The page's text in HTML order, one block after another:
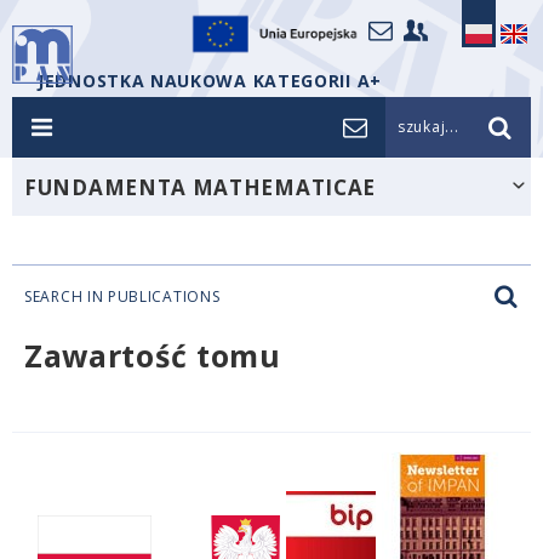
JEDNOSTKA NAUKOWA KATEGORII A+
szukaj...
FUNDAMENTA MATHEMATICAE
SEARCH IN PUBLICATIONS
Zawartość tomu